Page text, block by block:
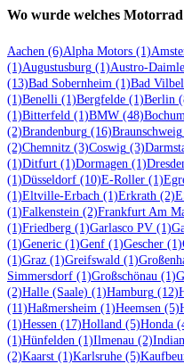
Wo wurde welches
Aachen (6)Alpha Motors (1)
(1)Augustusburg (1)Austro-
(13)Bad Sobernheim (1)Bad Vilbel
(1)Benelli (1)Bergfelde (1)Berlin
(1)Bitterfeld (1)BMW (48)Bochum
(2)Brandenburg (16)Braunschweig
(2)Chemnitz (3)Coswig (3)
(1)Ditfurt (1)Dormagen (1)
(1)Düsseldorf (10)E-Roller (1)
(1)Eltville-Erbach (1)Erkrath (2)
(1)Falkenstein (2)Frankfurt Am
(1)Friedberg (1)Garlasco PV (1)
(1)Generic (1)Genf (1)Gescher (1)
(1)Graz (1)Greifswald (1)
Simmersdorf (1)Großschönau (1)
(2)Halle (Saale) (1)Hamburg (12)
(11)Haßmersheim (1)Heemsen (5)
(1)Hessen (17)Holland (5)Honda
(1)Hünfelden (1)Ilmenau (2)Indian
(2)Kaarst (1)Karlsruhe (5)